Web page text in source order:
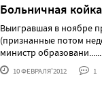
Больничная
Выигравшая в ноябре
(признанные потом
министр образовани......
10 ФЕВРАЛЯ'2012 1